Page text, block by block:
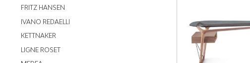
FRITZ HANSEN
IVANO REDAELLI
KETTNAKER
LIGNE ROSET